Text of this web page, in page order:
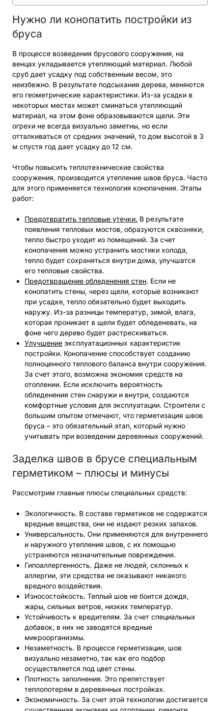
Нужно ли конопатить постройки из
бруса
В процессе возведения брусового сооружения, на
венцах укладывается утепляющий материал. Любой
сруб дает усадку под собственным весом, это
неизбежно. В результате подсыхания дерева, меняются
его геометрические характеристики. Из-за усадки в
некоторых местах может сминаться утепляющий
материал, на этом фоне образовываются щели. Эти
огрехи не всегда визуально заметны, но если
отталкиваться от средних значений, то дом высотой в 3
м спустя год дает усадку до 12 см.
Чтобы повысить теплотехнические свойства
сооружения, производится утепление швов бруса. Часто
для этого применяется технология конопачения. Этапы
работ:
Предотвратить тепловые утечки. В результате
появления тепловых мостов, образуются сквозняки,
тепло быстро уходит из помещений. За счет
конопачения можно устранить мостики холода,
тепло будет сохраняться внутри дома, улучшатся
его тепловые свойства.
Предотвращение обледенения стен. Если не
конопатить стены, через щели, которые возникают
при усадке, тепло обязательно будет выходить
наружу. Из-за разницы температур, зимой, влага,
которая проникает в щели будет обледеневать, на
фоне чего дерево будет растрескиваться.
Улучшение эксплуатационных характеристик
постройки. Конопачение способствует созданию
полноценного теплового баланса внутри сооружения.
За счет этого, возможна экономия средств на
отоплении. Если исключить вероятность
обледенения стен снаружи и внутри, создаются
комфортные условия для эксплуатации. Строители с
большим опытом отмечают, что герметизация швов
бруса – это обязательный этап, который нужно
учитывать при возведении деревянных сооружений.
Заделка швов в брусе специальным
герметиком – плюсы и минусы
Рассмотрим главные плюсы специальных средств:
Экологичность. В составе герметиков не содержатся
вредные вещества, они не издают резких запахов.
Универсальность. Они применяются для внутреннего
и наружного утепления швов, с их помощью
устраняются незначительные повреждения.
Гипоаллергенность. Даже не людей, склонных к
аллергии, эти средства не оказывают никакого
вредного воздействия.
Износостойкость. Теплый шов не боится дождя,
жары, сильных ветров, низких температур.
Устойчивость к вредителям. За счет специальных
добавок, в них не заводятся вредные
микроорганизмы.
Незаметность. В процессе герметизации, шов
визуально незаметно, так как его подбор
осуществляется под цвет стены.
Плотность заполнения. Это препятствует
теплопотерям в деревянных постройках.
Экономичность. За счет этой технологии достигается